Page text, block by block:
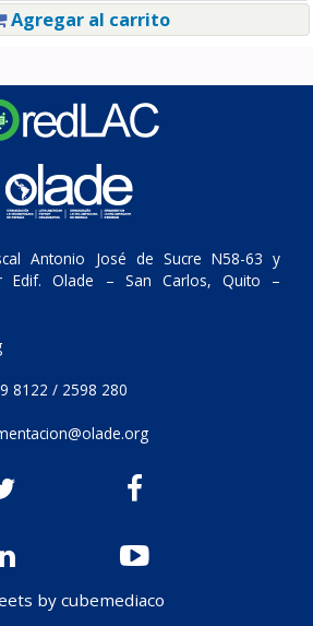
Agregar al carrito
Antonio José de Sucre N58-63 y
Edif. Olade – San Carlos, Quito –
8122 / 2598 280
by cubemediaco